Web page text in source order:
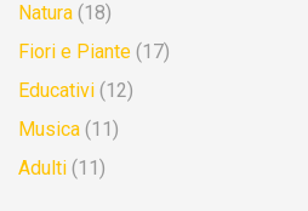
Natura (18)
Fiori e Piante (17)
Educativi (12)
Musica (11)
Adulti (11)